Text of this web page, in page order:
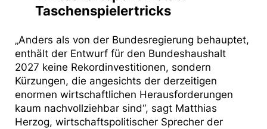
Taschenspielertricks
„Anders als von der Bundesregierung behauptet,
enthält der Entwurf für den Bundeshaushalt
2027 keine Rekordinvestitionen, sondern
Kürzungen, die angesichts der derzeitigen
enormen wirtschaftlichen Herausforderungen
kaum nachvollziehbar sind“, sagt Matthias
Herzog, wirtschaftspolitischer Sprecher der